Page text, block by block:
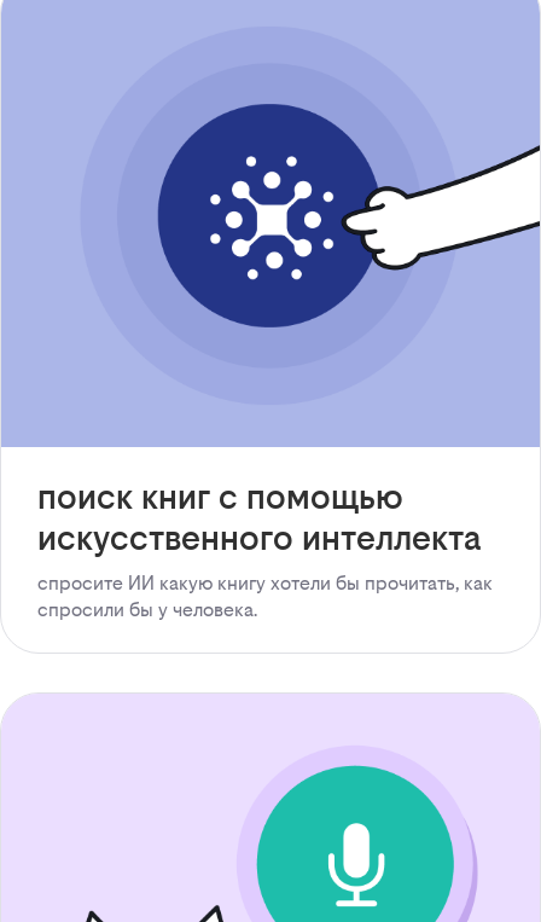
поиск книг с помощью
искусственного интеллекта
спросите ИИ какую книгу хотели бы прочитать, как
спросили бы у человека.